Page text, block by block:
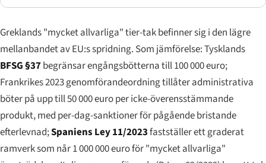
Greklands "mycket allvarliga" tier-tak befinner sig i den lägre
mellanbandet av EU:s spridning. Som jämförelse: Tysklands
BFSG §37begränsar engångsbötterna till 100 000 euro;
Frankrikes 2023 genomförandeordning tillåter administrativa
böter på upp till 50 000 euro per icke-överensstämmande
produkt, med per-dag-sanktioner för pågående bristande
efterlevnad;Spaniens Ley 11/2023fastställer ett graderat
ramverk som når 1 000 000 euro för "mycket allvarliga"